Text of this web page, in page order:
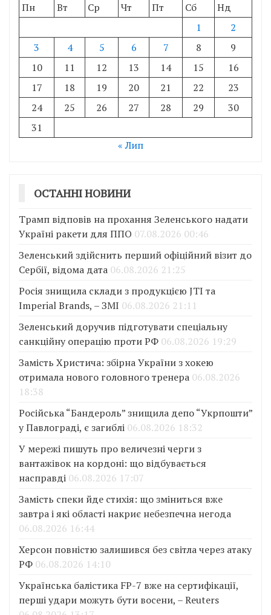
Пн
Вт Ср Чт Пт Сб
Нд
1
2
3
4 5 6 7 8
9
10
11 12 13 14 15
16
17
18 19 20 21 22
23
24
25 26 27 28 29
30
31
« Лип
ОСТАННІ НОВИНИ
Трамп відповів на прохання Зеленського надати
Україні ракети для ППО 07.08.2026 00:46
Зеленський здійснить перший офіційний візит до
Сербії, відома дата 06.08.2026 21:25
Росія знищила склади з продукцією JTI та
Imperial Brands, – ЗМІ 06.08.2026 21:11
Зеленський доручив підготувати спеціальну
санкційну операцію проти РФ 06.08.2026 19:29
Замість Христича: збірна України з хокею
отримала нового головного тренера 06.08.2026
18:38
Російська “Бандероль” знищила депо “Укрпошти”
у Павлограді, є загиблі 06.08.2026 18:32
У мережі пишуть про величезні черги з
вантажівок на кордоні: що відбувається
насправді 06.08.2026 17:07
Замість спеки йде стихія: що зміниться вже
завтра і які області накриє небезпечна негода
06.08.2026 16:44
Херсон повністю залишився без світла через атаку
РФ 06.08.2026 14:10
Українська балістика FP-7 вже на сертифікації,
перші удари можуть бути восени, – Reuters